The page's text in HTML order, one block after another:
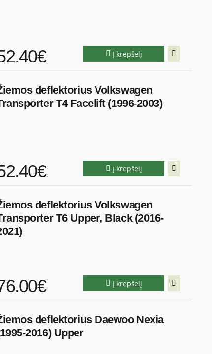
Į krepšelį
deflektorius Volkswagen
T4 Facelift (1996-2003)
Į krepšelį
deflektorius Volkswagen
T6 Upper, Black (2016-
Į krepšelį
deflektorius Daewoo Nexia
2016) Upper